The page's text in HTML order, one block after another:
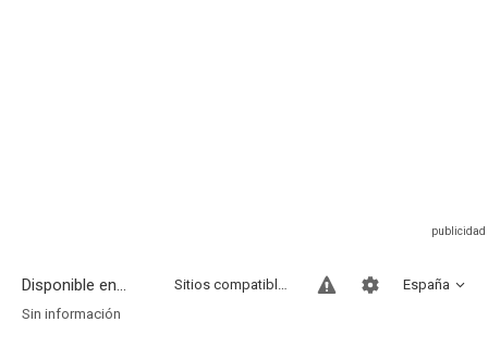
Disponible en... España
Sitios compatibles
Sin información